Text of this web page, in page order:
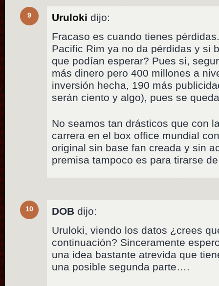
9 Uruloki dijo:
Fracaso es cuando tienes
Pacific Rim ya no da pérdidas y si
que podían esperar? Pues si,
más dinero pero 400 millones a
inversión hecha, 190 más
serán ciento y algo), pues se
No seamos tan drásticos que con
carrera en el box office mundial
original sin base fan creada y sin
premisa tampoco es para tirarse
10 DOB dijo:
Uruloki, viendo los datos ¿crees
continuación? Sinceramente
una idea bastante atrevida que
una posible segunda parte….